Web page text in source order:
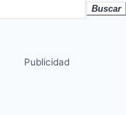
Buscar
Publicidad